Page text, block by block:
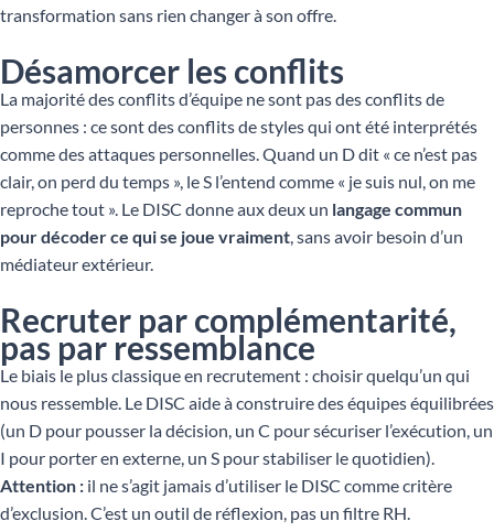
transformation sans rien changer à son offre.
Désamorcer les conflits
La majorité des conflits d’équipe ne sont pas des conflits de
personnes : ce sont des conflits de styles qui ont été interprétés
comme des attaques personnelles. Quand un D dit « ce n’est pas
clair, on perd du temps », le S l’entend comme « je suis nul, on me
reproche tout ». Le DISC donne aux deux un langage commun
pour décoder ce qui se joue vraiment, sans avoir besoin d’un
médiateur extérieur.
Recruter par complémentarité,
pas par ressemblance
Le biais le plus classique en recrutement : choisir quelqu’un qui
nous ressemble. Le DISC aide à construire des équipes équilibrées
(un D pour pousser la décision, un C pour sécuriser l’exécution, un
I pour porter en externe, un S pour stabiliser le quotidien).
Attention : il ne s’agit jamais d’utiliser le DISC comme critère
d’exclusion. C’est un outil de réflexion, pas un filtre RH.